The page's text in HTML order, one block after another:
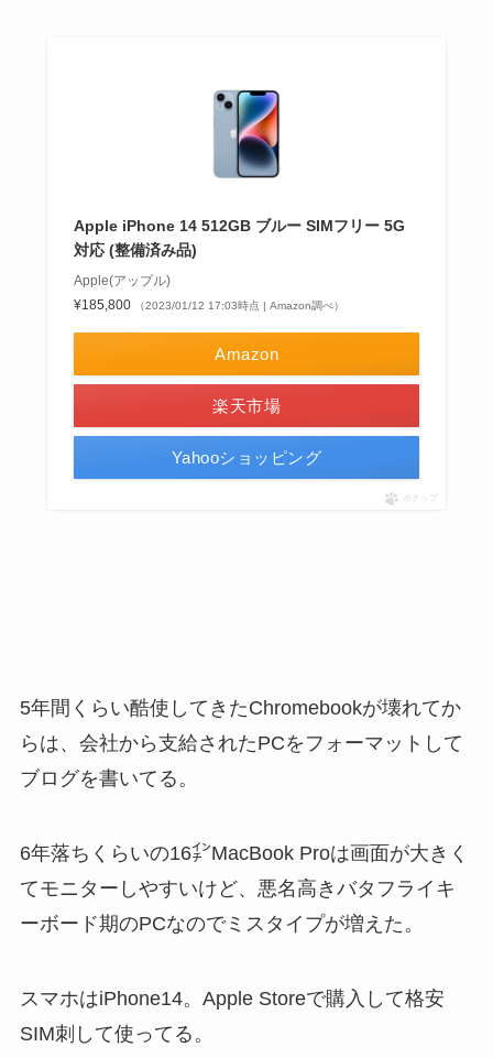
Apple iPhone 14 512GB ブルー SIMフリー 5G
対応 (整備済み品)
Apple(アップル)
¥185,800
（2023/01/12 17:03時点 | Amazon調べ）
Amazon
楽天市場
Yahooショッピング
ポチップ
5年間くらい酷使してきたChromebookが壊れてか
らは、会社から支給されたPCをフォーマットして
ブログを書いてる。
6年落ちくらいの16㌅MacBook Proは画面が大きく
てモニターしやすいけど、悪名高きバタフライキ
ーボード期のPCなのでミスタイプが増えた。
スマホはiPhone14。Apple Storeで購入して格安
SIM刺して使ってる。